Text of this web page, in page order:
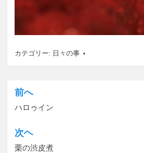
カテゴリー: 日々の事
投
稿
ナ
ビ
前へ
ハロゥイン
次ヘ
栗の渋皮煮